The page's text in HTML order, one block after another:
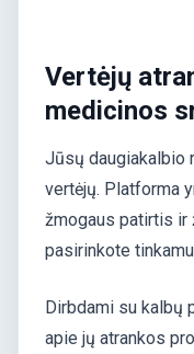
Vertėjų
medicinos
Jūsų daugiakalbio
vertėjų. Platforma
žmogaus patirtis ir
pasirinkote
Dirbdami su kalbų
apie jų atrankos